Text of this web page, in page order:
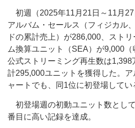
初週（2025年11月21日～11月27
アルバム・セールス（フィジカル
ドの累計売上）が286,000、スト
ム換算ユニット（SEA）が9,000
公式ストリーミング再生数は1,398
計295,000ユニットを獲得した。
ャートでも、同1位に初登場してい
初登場週の初動ユニット数とし
番目に高い記録を達成。